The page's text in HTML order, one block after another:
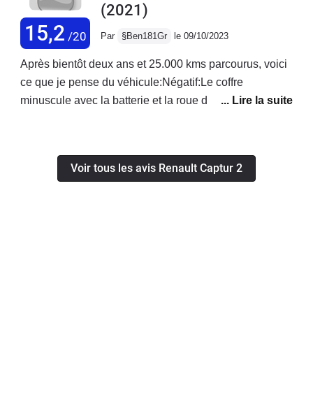
15,2 /20
(2021)
Par §Ben181Gr le 09/10/2023
Après bientôt deux ans et 25.000 kms parcourus, voici
ce que je pense du véhicule:Négatif:Le coffre
minuscule avec la batterie et la roue de secours.Les
la batterie, sans compter laconsommation d'essence à
ce moment qui peut monter à 16-17 litres pendant
Voir tous les avis Renault Captur 2